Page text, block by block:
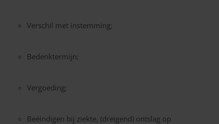
Verschil met instemming;
Bedenktermijn;
Vergoeding;
Beëindigen bij ziekte, (dreigend) ontslag op